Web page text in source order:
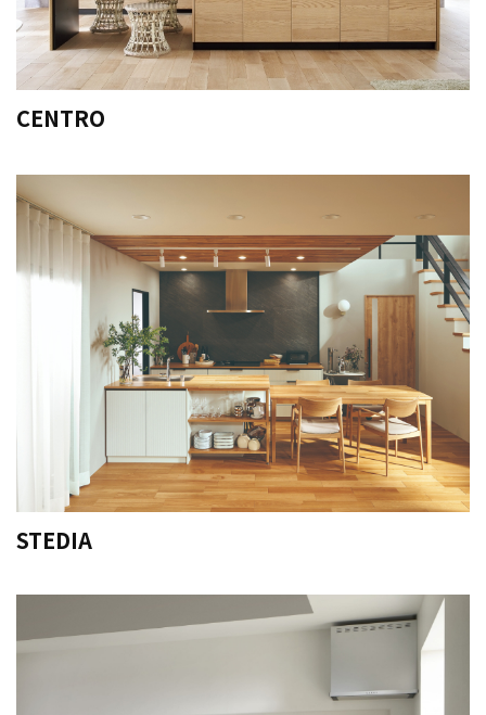
CENTRO
STEDIA